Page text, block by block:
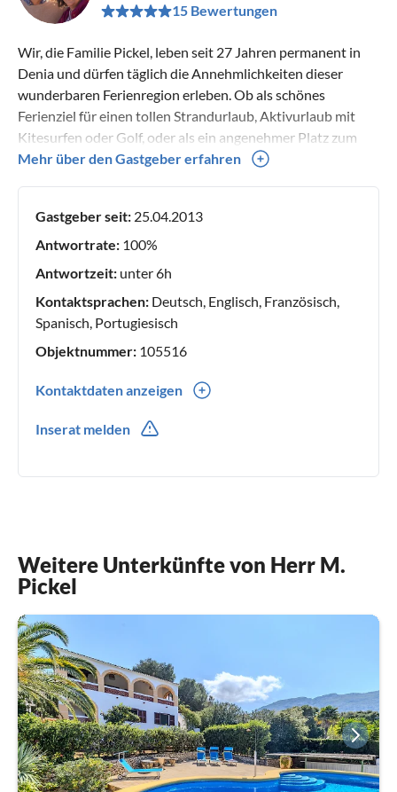
15 Bewertungen
Wir, die Familie Pickel, leben seit 27 Jahren permanent in
Denia und dürfen täglich die Annehmlichkeiten dieser
wunderbaren Ferienregion erleben. Ob als schönes
Ferienziel für einen tollen Strandurlaub, Aktivurlaub mit
Kitesurfen oder Golf, oder als ein angenehmer Platz zum
Überwintern, Denia bietet etwas für jeden Urlaubertyp. Wir
Mehr über den Gastgeber erfahren
Gastgeber seit: 25.04.2013
Antwortrate: 100%
Antwortzeit: unter 6h
Kontaktsprachen: Deutsch, Englisch, Französisch,
Spanisch, Portugiesisch
Objektnummer: 105516
Kontaktdaten anzeigen
Inserat melden
Weitere Unterkünfte von Herr M.
Pickel